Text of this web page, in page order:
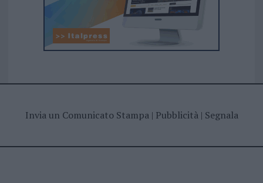
Invia un Comunicato Stampa| Pubblicità| Segnala